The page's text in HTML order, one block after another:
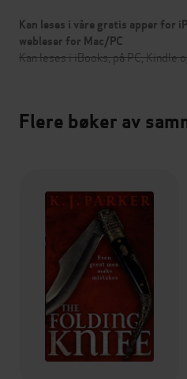
Kan leses i våre gratis apper for
webleser for Mac/PC
Kan leses i iBooks, på PC, Kindle
Flere bøker av